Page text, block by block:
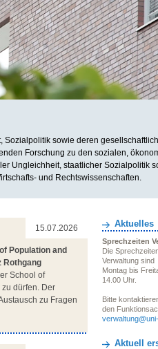
Sozialpolitik sowie deren
Forschung zu den sozialen,
Ungleichheit, staatlicher Sozialpolitik
und Rechtswissenschaften.
15.07.2026
Population and
Rothgang
School of
dürfen. Der
zu Fragen
Aktuelles
Sprechzeiten
Die
Verwaltung sind
Montag bis
14.00 Uhr.
Bitte
den
Aktuell